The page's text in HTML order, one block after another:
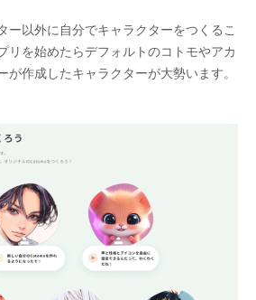
ー以外に自分でキャラクターをつくるこ
リを始めたらデフォルトのコトモやアカ
が作成したキャラクターが大勢います。